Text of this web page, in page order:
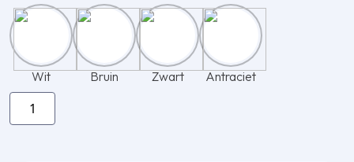
Wit Bruin Zwart
Antraciet
Inaba
Denko